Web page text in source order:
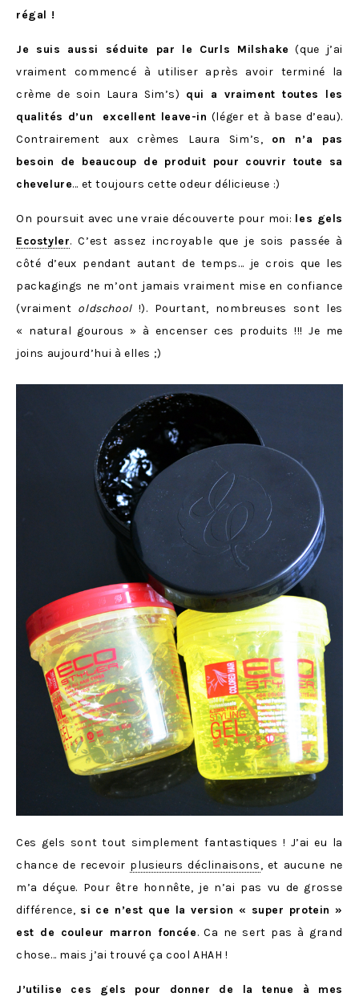
régal !
Je suis aussi séduite par le Curls Milshake (que j’ai
vraiment commencé à utiliser après avoir terminé la
crème de soin Laura Sim’s) qui a vraiment toutes les
qualités d’un excellent leave-in (léger et à base d’eau).
Contrairement aux crèmes Laura Sim’s, on n’a pas
besoin de beaucoup de produit pour couvrir toute sa
chevelure… et toujours cette odeur délicieuse :)
On poursuit avec une vraie découverte pour moi: les gels
Ecostyler. C’est assez incroyable que je sois passée à
côté d’eux pendant autant de temps… je crois que les
packagings ne m’ont jamais vraiment mise en confiance
(vraiment oldschool!). Pourtant, nombreuses sont les
« natural gourous » à encenser ces produits !!! Je me
joins aujourd’hui à elles ;)
Ces gels sont tout simplement fantastiques ! J’ai eu la
chance de recevoir plusieurs déclinaisons, et aucune ne
m’a déçue. Pour être honnête, je n’ai pas vu de grosse
différence, si ce n’est que la version « super protein »
est de couleur marron foncée. Ca ne sert pas à grand
chose… mais j’ai trouvé ça cool AHAH !
J’utilise ces gels pour donner de la tenue à mes